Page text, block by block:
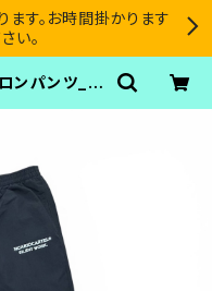
す。お時間掛かります
い。
ンパンツ_ブ